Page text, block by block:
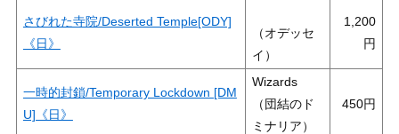
さびれた寺院/Deserted Temple[ODY]
《日》
（オデッセ
イ）
1,200
一時的封鎖/Temporary Lockdown [DM
U]《日》
Wizards
（団結のド
ミナリア）
450